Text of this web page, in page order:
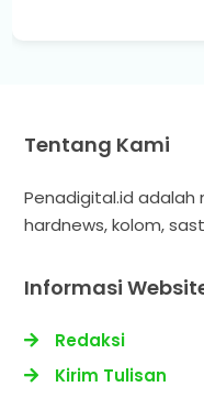
Tentang Kami
Penadigital.id adalah
hardnews, kolom,
Informasi
Redaksi
Kirim Tulisan